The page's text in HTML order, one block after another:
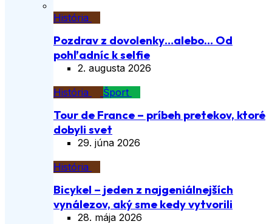
História
Pozdrav z dovolenky…alebo… Od
pohľadníc k selfie
2. augusta 2026
História
Šport
Tour de France – príbeh pretekov, ktoré
dobyli svet
29. júna 2026
História
Bicykel – jeden z najgeniálnejších
vynálezov, aký sme kedy vytvorili
28. mája 2026